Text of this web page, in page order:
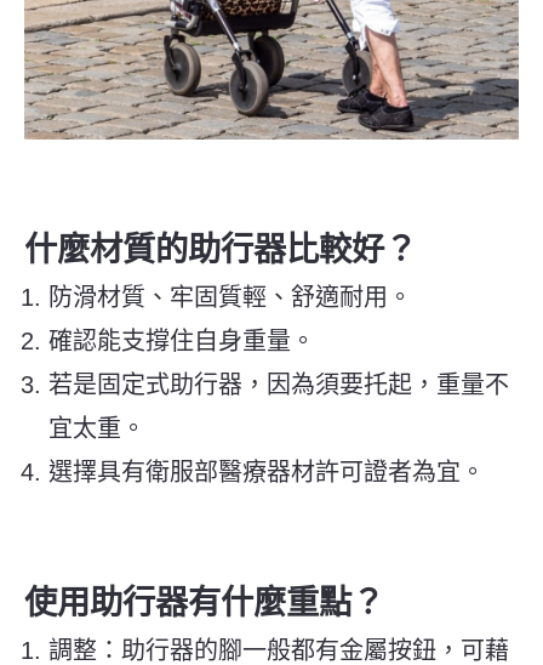
什麼材質的助行器比較好？
防滑材質、牢固質輕、舒適耐用。
確認能支撐住自身重量。
若是固定式助行器，因為須要托起，重量不
宜太重。
選擇具有衛服部醫療器材許可證者為宜。
使用助行器有什麼重點？
調整：助行器的腳一般都有金屬按鈕，可藉